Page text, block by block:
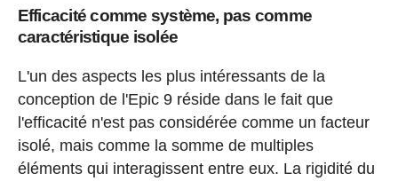
Efficacité comme système, pas comme
caractéristique isolée
L'un des aspects les plus intéressants de la
conception de l'Epic 9 réside dans le fait que
l'efficacité n'est pas considérée comme un facteur
isolé, mais comme la somme de multiples
éléments qui interagissent entre eux. La rigidité du